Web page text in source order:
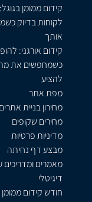
קידום ממומן
לקוחות בדיוק
אותך
קידום אורגני:
כשמחפשים את
להציע
מפת אתר
מחירים שקופים
מדיניות פרטיות
מבצע דף נחיתה
מאמרים ומדריכים
דיגיטלי
חודש קידום